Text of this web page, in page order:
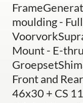
moulding -
Mount - E-
Front and
46x30 + CS